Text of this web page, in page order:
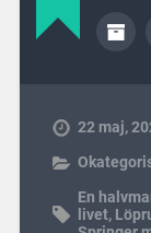
22 maj,
En
livet,